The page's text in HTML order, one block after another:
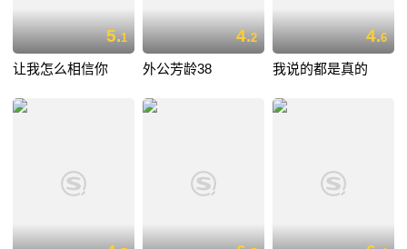
5.1
让我怎么相信你
4.2
外公芳龄38
4.6
我说的都是真的